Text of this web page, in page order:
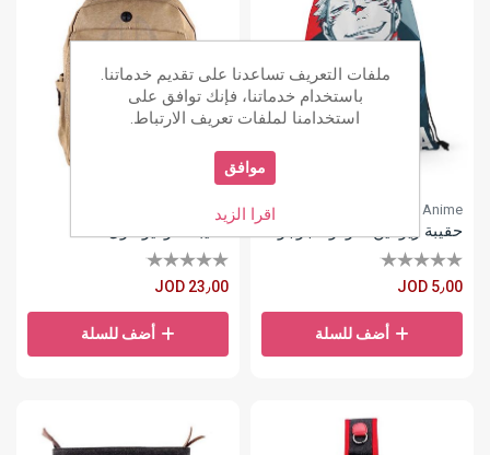
Anime
JOD 5٫00
أضف للسلة
Anime
حقيبة طوكيو غول
JOD 23٫00
أضف للسلة
ملفات التعريف تساعدنا على تقديم خدماتنا.
باستخدام خدماتنا، فإنك توافق على
استخدامنا لملفات تعريف الارتباط.
موافق
اقرا الزيد